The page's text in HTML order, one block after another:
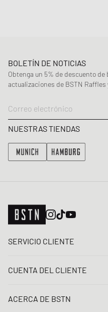
BOLETÍN DE NOTICIAS
Obtenga un 5% de descuento
actualizaciones de BSTN Raffles
Correo electrónico
NUESTRAS TIENDAS
SERVICIO CLIENTE
Preguntas frecuentes
CUENTA DEL CLIENTE
Registro
ACERCA DE BSTN